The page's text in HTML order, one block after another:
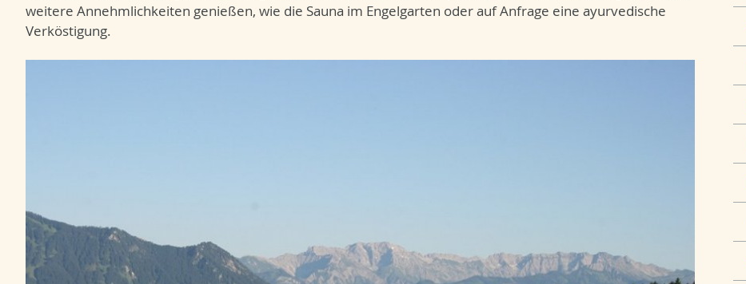
weitere Annehmlichkeiten genießen, wie die Sauna im Engelgarten oder auf Anfrage eine ayurvedische
Verköstigung.